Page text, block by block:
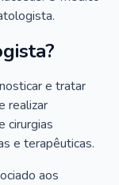
e tratar
realizar
cirurgias
e terapêuticas.
aos